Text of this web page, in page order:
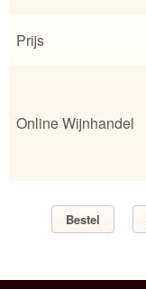
Prijs
Online Wijnhandel
Bestel